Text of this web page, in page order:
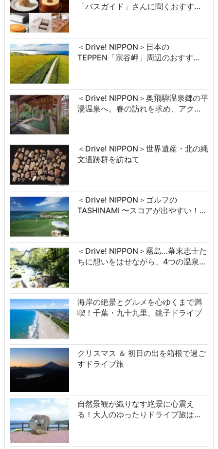
「バスガイド」さんに聞くおすす…
＜Drive! NIPPON＞日本の
TEPPEN「宗谷岬」周辺のおすす…
＜Drive! NIPPON＞奥飛騨温泉郷の平
湯温泉へ。春の訪れを求め、アク…
＜Drive! NIPPON＞世界遺産・北の縄
文遺跡群を訪ねて
＜Drive! NIPPON＞ゴルフの
TASHINAMI 〜スコアが出やすい！…
＜Drive! NIPPON＞霧島…幕末志士た
ちに想いをはせながら、4つの温泉…
海岸の絶景とグルメを心ゆくまで満
喫！千葉・九十九里、銚子ドライブ
クリスマス ＆ 初日の出を箱根で過ご
すドライブ旅
自然景観が織りなす絶景に心震え
る！大人のゆったりドライブ旅は…